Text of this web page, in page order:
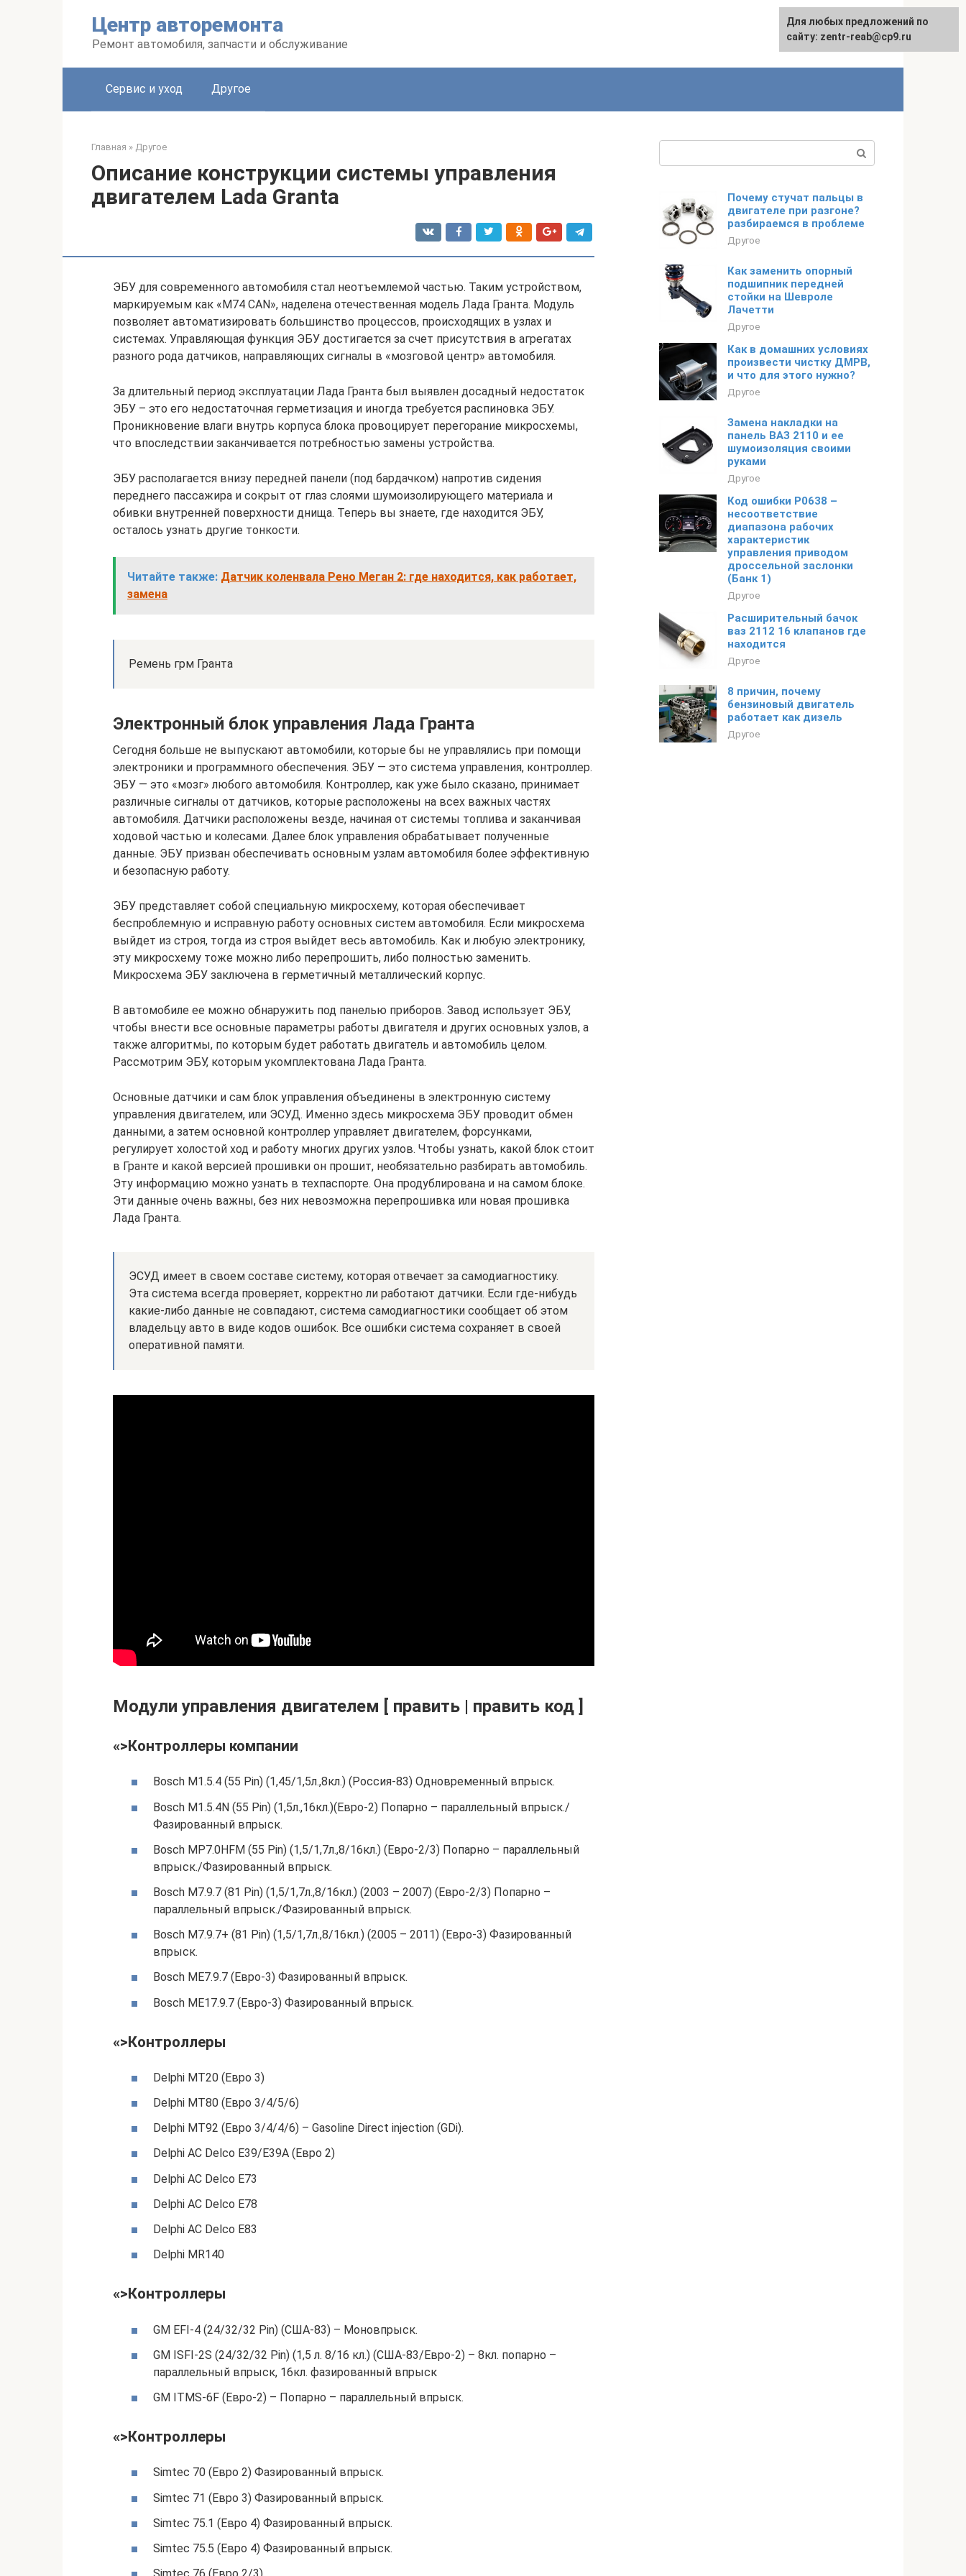
Центр авторемонта
Ремонт автомобиля, запчасти и обслуживание
Сервис и уход Другое
Главная » Другое
Описание конструкции системы управления
двигателем Lada Granta
ЭБУ для современного автомобиля стал неотъемлемой частью. Таким устройством,
маркируемым как «М74 CAN», наделена отечественная модель Лада Гранта. Модуль
позволяет автоматизировать большинство процессов, происходящих в узлах и
системах. Управляющая функция ЭБУ достигается за счет присутствия в агрегатах
разного рода датчиков, направляющих сигналы в «мозговой центр» автомобиля.
За длительный период эксплуатации Лада Гранта был выявлен досадный недостаток
ЭБУ – это его недостаточная герметизация и иногда требуется распиновка ЭБУ.
Проникновение влаги внутрь корпуса блока провоцирует перегорание микросхемы,
что впоследствии заканчивается потребностью замены устройства.
ЭБУ располагается внизу передней панели (под бардачком) напротив сидения
переднего пассажира и сокрыт от глаз слоями шумоизолирующего материала и
обивки внутренней поверхности днища. Теперь вы знаете, где находится ЭБУ,
осталось узнать другие тонкости.
Читайте также: Датчик коленвала Рено Меган 2: где находится, как работает,
замена
Ремень грм Гранта
Электронный блок управления Лада Гранта
Сегодня больше не выпускают автомобили, которые бы не управлялись при помощи
электроники и программного обеспечения. ЭБУ — это система управления, контроллер.
ЭБУ — это «мозг» любого автомобиля. Контроллер, как уже было сказано, принимает
различные сигналы от датчиков, которые расположены на всех важных частях
автомобиля. Датчики расположены везде, начиная от системы топлива и заканчивая
ходовой частью и колесами. Далее блок управления обрабатывает полученные
данные. ЭБУ призван обеспечивать основным узлам автомобиля более эффективную
и безопасную работу.
ЭБУ представляет собой специальную микросхему, которая обеспечивает
беспроблемную и исправную работу основных систем автомобиля. Если микросхема
выйдет из строя, тогда из строя выйдет весь автомобиль. Как и любую электронику,
эту микросхему тоже можно либо перепрошить, либо полностью заменить.
Микросхема ЭБУ заключена в герметичный металлический корпус.
В автомобиле ее можно обнаружить под панелью приборов. Завод использует ЭБУ,
чтобы внести все основные параметры работы двигателя и других основных узлов, а
также алгоритмы, по которым будет работать двигатель и автомобиль целом.
Рассмотрим ЭБУ, которым укомплектована Лада Гранта.
Основные датчики и сам блок управления объединены в электронную систему
управления двигателем, или ЭСУД. Именно здесь микросхема ЭБУ проводит обмен
данными, а затем основной контроллер управляет двигателем, форсунками,
регулирует холостой ход и работу многих других узлов. Чтобы узнать, какой блок стоит
в Гранте и какой версией прошивки он прошит, необязательно разбирать автомобиль.
Эту информацию можно узнать в техпаспорте. Она продублирована и на самом блоке.
Эти данные очень важны, без них невозможна перепрошивка или новая прошивка
Лада Гранта.
ЭСУД имеет в своем составе систему, которая отвечает за самодиагностику.
Эта система всегда проверяет, корректно ли работают датчики. Если где-нибудь
какие-либо данные не совпадают, система самодиагностики сообщает об этом
владельцу авто в виде кодов ошибок. Все ошибки система сохраняет в своей
оперативной памяти.
Модули управления двигателем [ править | править код ]
«>Контроллеры компании
Bosch M1.5.4 (55 Pin) (1,45/1,5л.,8кл.) (Россия-83) Одновременный впрыск.
Bosch M1.5.4N (55 Pin) (1,5л.,16кл.)(Евро-2) Попарно – параллельный впрыск./
Фазированный впрыск.
Bosch MP7.0HFM (55 Pin) (1,5/1,7л.,8/16кл.) (Евро-2/3) Попарно – параллельный
впрыск./Фазированный впрыск.
Bosch M7.9.7 (81 Pin) (1,5/1,7л.,8/16кл.) (2003 – 2007) (Евро-2/3) Попарно –
параллельный впрыск./Фазированный впрыск.
Bosch M7.9.7+ (81 Pin) (1,5/1,7л.,8/16кл.) (2005 – 2011) (Евро-3) Фазированный
впрыск.
Bosch МЕ7.9.7 (Евро-3) Фазированный впрыск.
Bosch МЕ17.9.7 (Евро-3) Фазированный впрыск.
«>Контроллеры
Delphi MT20 (Евро 3)
Delphi MT80 (Евро 3/4/5/6)
Delphi MT92 (Евро 3/4/4/6) – Gasoline Direct injection (GDi).
Delphi AC Delco E39/E39A (Евро 2)
Delphi AC Delco E73
Delphi AC Delco E78
Delphi AC Delco E83
Delphi MR140
«>Контроллеры
GM EFI-4 (24/32/32 Pin) (США-83) – Моновпрыск.
GM ISFI-2S (24/32/32 Pin) (1,5 л. 8/16 кл.) (США-83/Евро-2) – 8кл. попарно –
параллельный впрыск, 16кл. фазированный впрыск
GM ITMS-6F (Евро-2) – Попарно – параллельный впрыск.
«>Контроллеры
Simtec 70 (Евро 2) Фазированный впрыск.
Simtec 71 (Евро 3) Фазированный впрыск.
Simtec 75.1 (Евро 4) Фазированный впрыск.
Simtec 75.5 (Евро 4) Фазированный впрыск.
Почему стучат пальцы в
двигателе при разгоне?
разбираемся в проблеме
Другое
Как заменить опорный
подшипник передней
стойки на Шевроле
Лачетти
Другое
Как в домашних условиях
произвести чистку ДМРВ,
и что для этого нужно?
Другое
Замена накладки на
панель ВАЗ 2110 и ее
шумоизоляция своими
руками
Другое
Код ошибки P0638 –
несоответствие
диапазона рабочих
характеристик
управления приводом
дроссельной заслонки
(Банк 1)
Другое
Расширительный бачок
ваз 2112 16 клапанов где
находится
Другое
8 причин, почему
бензиновый двигатель
работает как дизель
Другое
Для любых предложений по
сайту: zentr-reab@cp9.ru